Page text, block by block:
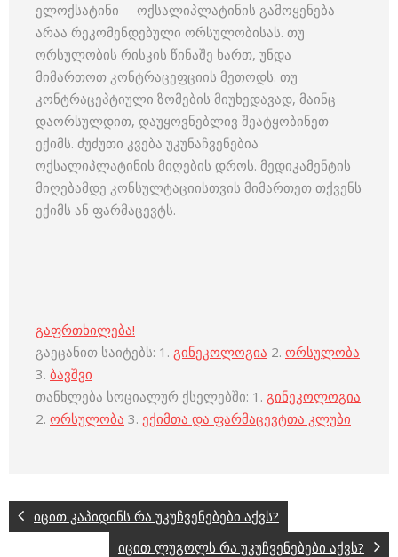
ელოქსატინი – ოქსალიპლატინის გამოყენება
არაა რეკომენდებული ორსულობისას. თუ
ორსულობის რისკის წინაშე ხართ, უნდა
მიმართოთ კონტრაცეფციის მეთოდს. თუ
კონტრაცეპტიული ზომების მიუხედავად, მაინც
დაორსულდით, დაუყოვნებლივ შეატყობინეთ
ექიმს. ძუძუთი კვება უკუნაჩვენებია
ოქსალიპლატინის მიღების დროს. მედიკამენტის
მიღებამდე კონსულტაციისთვის მიმართეთ თქვენს
ექიმს ან ფარმაცევტს.
გაფრთხილება!
გაეცანით საიტებს: 1. გინეკოლოგია 2. ორსულობა
3. ბავშვი
თანხლება სოციალურ ქსელებში: 1. გინეკოლოგია
2. ორსულობა 3. ექიმთა და ფარმაცევტთა კლუბი
იცით კაპიდინს რა უკუჩვენებები აქვს?
იცით ლუგოლს რა უკუჩვენებები აქვს?